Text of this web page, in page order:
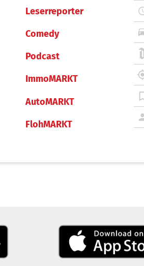
Leserreporter
Comedy
Podcast
ImmoMARKT
AutoMARKT
FlohMARKT